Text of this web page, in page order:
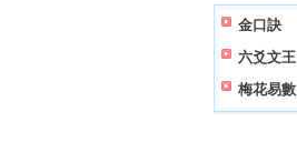
金口訣
六爻文王
梅花易數